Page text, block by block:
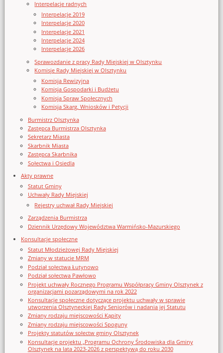
Interpelacje radnych
Interpelacje 2019
Interpelacje 2020
Interpelacje 2021
Interpelacje 2024
Interpelacje 2026
Sprawozdanie z pracy Rady Miejskiej w Olsztynku
Komisje Rady Miejskiej w Olsztynku
Komisja Rewizyjna
Komisja Gospodarki i Budżetu
Komisja Spraw Społecznych
Komisja Skarg, Wniosków i Petycji
Burmistrz Olsztynka
Zastępca Burmistrza Olsztynka
Sekretarz Miasta
Skarbnik Miasta
Zastępca Skarbnika
Sołectwa i Osiedla
Akty prawne
Statut Gminy
Uchwały Rady Miejskiej
Rejestry uchwał Rady Miejskiej
Zarządzenia Burmistrza
Dziennik Urzędowy Województwa Warmińsko-Mazurskiego
Konsultacje społeczne
Statut Młodzieżowej Rady Miejskiej
Zmiany w statucie MRM
Podział sołectwa Łutynowo
Podział sołectwa Pawłowo
Projekt uchwały Rocznego Programu Współpracy Gminy Olsztynek z
organizacjami pozarządowymi na rok 2022
Konsultacje społeczne dotyczące projektu uchwały w sprawie
utworzenia Olsztyneckiej Rady Seniorów i nadania jej Statutu
Zmiany rodzaju miejscowości Kąpity
Zmiany rodzaju miejscowości Spoguny
Projekty statutów sołectw gminy Olsztynek
Konsultacje projektu „Programu Ochrony Środowiska dla Gminy
Olsztynek na lata 2023-2026 z perspektywą do roku 2030